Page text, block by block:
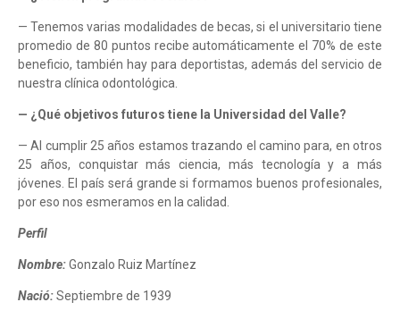
— Tenemos varias modalidades de becas, si el universitario tiene
promedio de 80 puntos recibe automáticamente el 70% de este
beneficio, también hay para deportistas, además del servicio de
nuestra clínica odontológica.
— ¿Qué objetivos futuros tiene la Universidad del Valle?
— Al cumplir 25 años estamos trazando el camino para, en otros
25 años, conquistar más ciencia, más tecnología y a más
jóvenes. El país será grande si formamos buenos profesionales,
por eso nos esmeramos en la calidad.
Perfil
Nombre:Gonzalo Ruiz Martínez
Nació:Septiembre de 1939